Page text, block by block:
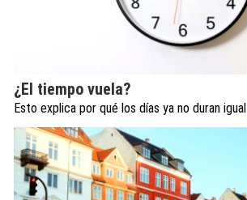
¿El tiempo vuela?
Esto explica por qué los días ya no duran igual